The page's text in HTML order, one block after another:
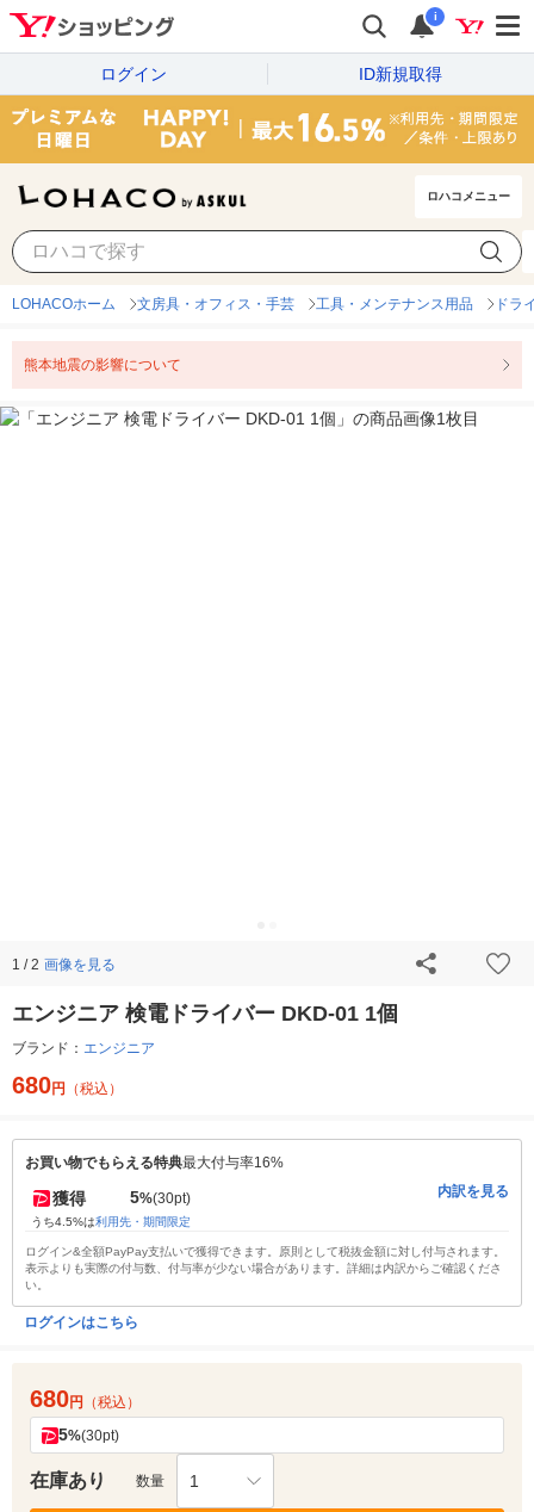
i
ログイン ID新規取得
ロハコメニュー
LOHACOホーム 文房具・オフィス・手芸 工具・メンテナンス用品 ドラ
熊本地震の影響について
1 / 2 画像を見る
エンジニア 検電ドライバー DKD-01 1個
ブランド： エンジニア
680円 （税込）
お買い物でもらえる特典最大付与率16%
獲得 5%(30pt)
うち4.5%は利用先・期間限定
内訳を見る
ログイン&全額PayPay支払いで獲得できます。原則として税抜金額に対し付与されます。
表示よりも実際の付与数、付与率が少ない場合があります。詳細は内訳からご確認くださ
い。
ログインはこちら
680円 （税込）
5%(30pt)
在庫あり 数量 1